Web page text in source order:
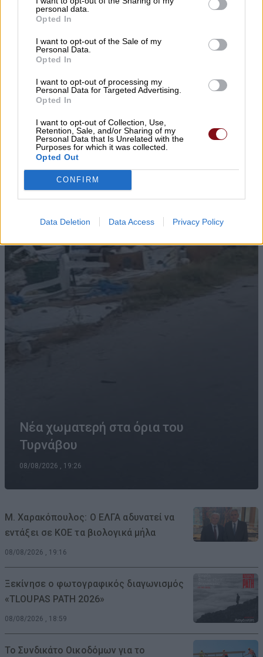
personal data.
Opted In
I want to opt-out of the Sale of my
Personal Data.
Opted In
I want to opt-out of processing my
Personal Data for Targeted Advertising.
Opted In
I want to opt-out of Collection, Use,
Retention, Sale, and/or Sharing of my
Personal Data that Is Unrelated with the
Purposes for which it was collected.
Opted Out
CONFIRM
Data Deletion Data Access Privacy Policy
Νέα χωματερή στα όρια του
Τυρνάβου
08/08/2026 , 19:26
Μ. Χαρακόπουλος: Ο ΕΛΓΑ αδυνατεί να
εντάξει σε ΚΟΕ τα βιολογικά μήλα
08/08/2026 , 19:16
Ξεκίνησε ο φωτογραφικός διαγωνισμός
«TLOUPAS PATH 2026»
08/08/2026 , 18:59
Το Συνδικάτο Οικοδόμων για το